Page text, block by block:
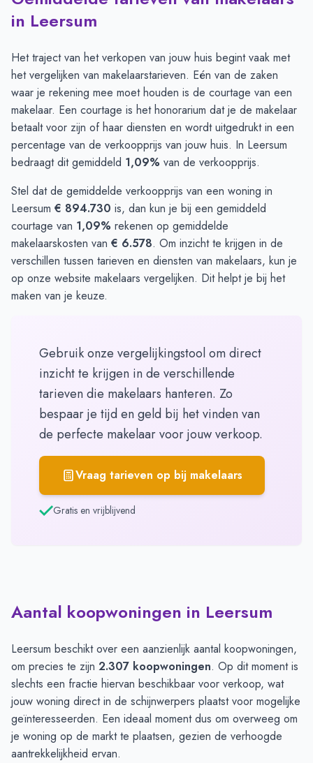
in Leersum
Het traject van het verkopen van jouw huis begint vaak met
het vergelijken van makelaarstarieven. Eén van de zaken
waar je rekening mee moet houden is de courtage van een
makelaar. Een courtage is het honorarium dat je de makelaar
betaalt voor zijn of haar diensten en wordt uitgedrukt in een
percentage van de verkoopprijs van jouw huis. In Leersum
bedraagt dit gemiddeld 1,09% van de verkoopprijs.
Stel dat de gemiddelde verkoopprijs van een woning in
Leersum € 894.730 is, dan kun je bij een gemiddeld
courtage van 1,09% rekenen op gemiddelde
makelaarskosten van € 6.578. Om inzicht te krijgen in de
verschillen tussen tarieven en diensten van makelaars, kun je
op onze website makelaars vergelijken. Dit helpt je bij het
maken van je keuze.
Gebruik onze vergelijkingstool om direct
inzicht te krijgen in de verschillende
tarieven die makelaars hanteren. Zo
bespaar je tijd en geld bij het vinden van
de perfecte makelaar voor jouw verkoop.
Vraag tarieven op bij makelaars
Gratis en vrijblijvend
Aantal koopwoningen in Leersum
Leersum beschikt over een aanzienlijk aantal koopwoningen,
om precies te zijn 2.307 koopwoningen. Op dit moment is
slechts een fractie hiervan beschikbaar voor verkoop, wat
jouw woning direct in de schijnwerpers plaatst voor mogelijke
geïnteresseerden. Een ideaal moment dus om overweeg om
je woning op de markt te plaatsen, gezien de verhoogde
aantrekkelijkheid ervan.